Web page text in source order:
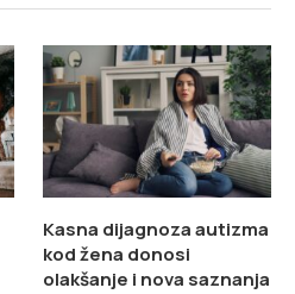
Kasna dijagnoza autizma
kod žena donosi
olakšanje i nova saznanja